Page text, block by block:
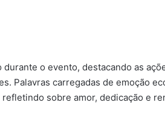
o evento, destacando as
Palavras carregadas de emoção
sobre amor, dedicação e